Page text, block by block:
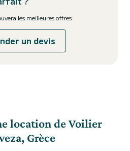
les meilleures offres
un devis
location de Voilier
Grèce